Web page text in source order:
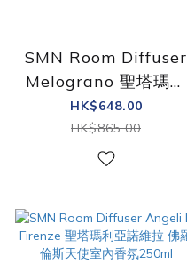
SMN Room Diffuser
Melograno 聖塔瑪利
亞諾維拉 石榴室內香
氛250ml
HK$648.00
HK$865.00